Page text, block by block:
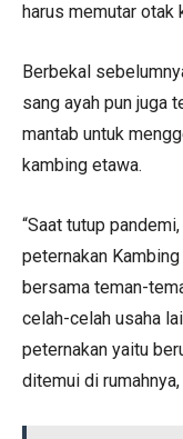
harus memutar otak
Berbekal
sang ayah pun juga
mantab untuk
kambing etawa.
“Saat tutup
peternakan
bersama teman-
celah-celah usaha
peternakan yaitu
ditemui di